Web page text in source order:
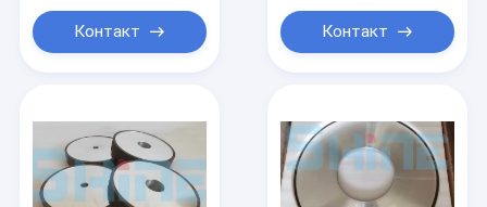
Продукция
О нас
Контакт Контакт